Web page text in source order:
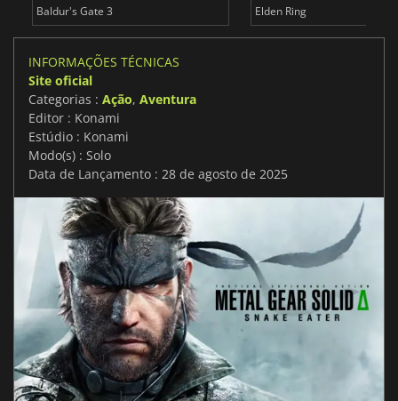
Baldur's Gate 3 Elden Ring
INFORMAÇÕES TÉCNICAS
Site oficial
Categorias : Ação, Aventura
Editor : Konami
Estúdio : Konami
Modo(s) : Solo
Data de Lançamento : 28 de agosto de 2025